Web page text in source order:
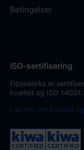
Betingelser
ISO-sertifisering
Fiberworks er
kvalitet og ISO
Les mer om kvalitet